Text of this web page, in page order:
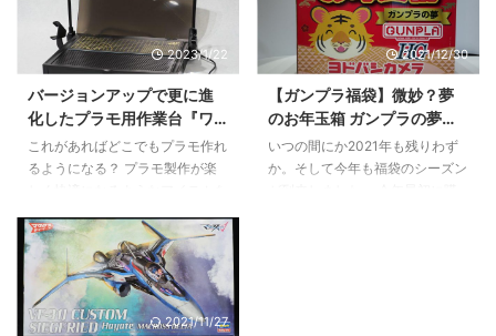
か」で悩んでいませんか？ 一般
的な三脚タイプのスタンドは場所
を取るし、足元が邪魔。かといっ
て壁にテープで貼るのは跡が残る
し準備が面倒……。 そんな悩みを
一発で解決してくれるのが、
JEBUTUの「Cクランプ式 T字型
デスクトップ背景スタンド」で
である理由を詳しくお伝えしま ...
いね。 バンダイ HG 1/144 ガン
ダムシュバルゼッテ 2023年7月8
日(土)発売、価格は2,090円（税
込）。『機動戦士ガンダム 水星
の魔女』より、「ガンダムシュバ
ルゼッテ」がHGシリーズに登
場。首や腰部にボールジョイント
を採用し前後傾のポージングが楽
2023/1/22
バージョンアップで更に進
化したプラモ用作業台『ワ
ークステーション Ver2.0
Pro』をレビュー【プラモ向
これがあればどこでもプラモ作れ
るようになる？ プラモ製作が楽
委員会から、これまでの「ワーク
ステーション Pro」をバージョン
アップした新型が発売されまし
た。 その名も「ワークステーシ
ョン Ver2.0 Pro」。 前作からさ
2021/12/30
【ガンプラ福袋】微妙？夢
のお年玉箱 ガンプラの夢の
中身はどうだ【ヨドバシ福
袋2022】
いつの間にか2021年も残りわず
か。そして今年も福袋のシーズン
2021/11/27